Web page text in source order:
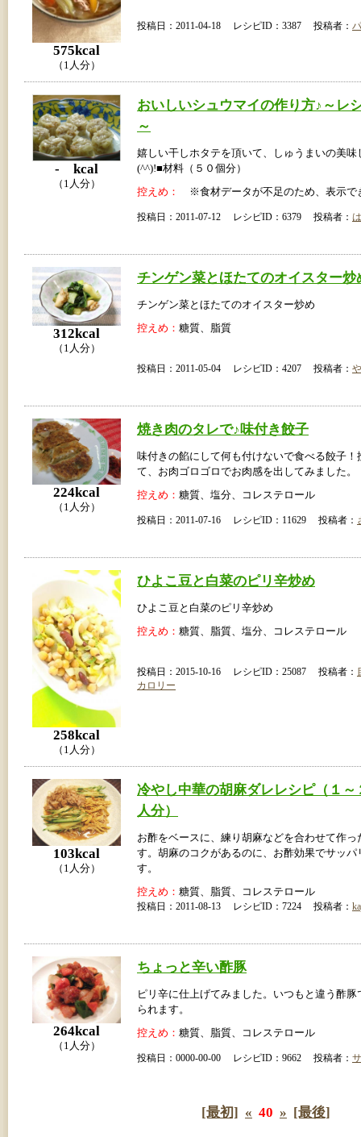
575kcal
（1人分）
投稿日：2011-04-18 レシピID：3387 投稿者：
- kcal
（1人分）
おいしいシュウマイの作り方♪～レ
～
嬉しい干しホタテを頂いて、しゅうまいの美味
(^^)!■材料（５０個分）
控えめ： ※食材データが不足のため、表示で
投稿日：2011-07-12 レシピID：6379 投稿者：
312kcal
（1人分）
チンゲン菜とほたてのオイスター炒
チンゲン菜とほたてのオイスター炒め
控えめ： 糖質、脂質
投稿日：2011-05-04 レシピID：4207 投稿者：
224kcal
（1人分）
焼き肉のタレで♪味付き餃子
味付きの餡にして何も付けないで食べる餃子！
て、お肉ゴロゴロでお肉感を出してみました。
控えめ： 糖質、塩分、コレステロール
投稿日：2011-07-16 レシピID：11629 投稿者：
258kcal
（1人分）
ひよこ豆と白菜のピリ辛炒め
ひよこ豆と白菜のピリ辛炒め
控えめ： 糖質、脂質、塩分、コレステロール
投稿日：2015-10-16 レシピID：25087 投稿者：
カロリー
103kcal
（1人分）
冷やし中華の胡麻ダレレシピ（１～
人分）
お酢をベースに、練り胡麻などを合わせて作っ
す。胡麻のコクがあるのに、お酢効果でサッパ
す。
控えめ： 糖質、脂質、コレステロール
投稿日：2011-08-13 レシピID：7224 投稿者：
264kcal
（1人分）
ちょっと辛い酢豚
ピリ辛に仕上げてみました。いつもと違う酢豚
られます。
控えめ： 糖質、脂質、コレステロール
投稿日：0000-00-00 レシピID：9662 投稿者：
[最初] « 40 » [最後]